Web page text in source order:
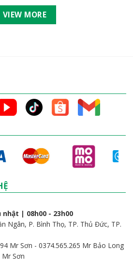
VIEW MORE
| 08h00 - 23h00
Ngân, P. Bình Thọ, TP. Thủ Đức, TP.
Mr Sơn - 0374.565.265 Mr Bảo Long
Mr Sơn